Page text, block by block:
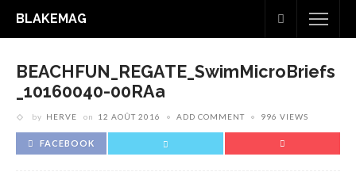
BLAKEMAG
BEACHFUN_REGATE_SwimMicroBriefs
_10160040-00RAa
by HERVE on 12 AOÛT 2016 ADD COMMENT 996 VIEWS
FACEBOOK